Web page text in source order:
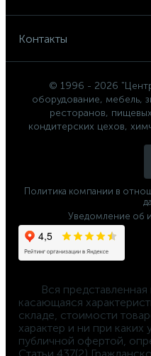
Контакты
© 1996 - 2026
оборудование, мебель,
ресторанов,
кондитерских цехов,
Политика компании в
Уведомление об
касающаяся
складе, стоимости
характер и ни при каких
публичной офертой,